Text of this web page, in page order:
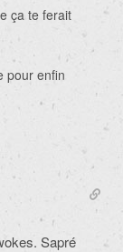
ça te ferait
pour enfin
Sapré